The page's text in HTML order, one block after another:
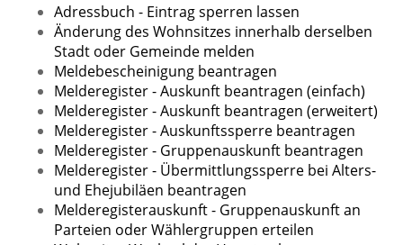
Adressbuch - Eintrag sperren lassen
Änderung des Wohnsitzes innerhalb derselben
Stadt oder Gemeinde melden
Meldebescheinigung beantragen
Melderegister - Auskunft beantragen (einfach)
Melderegister - Auskunft beantragen (erweitert)
Melderegister - Auskunftssperre beantragen
Melderegister - Gruppenauskunft beantragen
Melderegister - Übermittlungssperre bei Alters-
und Ehejubiläen beantragen
Melderegisterauskunft - Gruppenauskunft an
Parteien oder Wählergruppen erteilen